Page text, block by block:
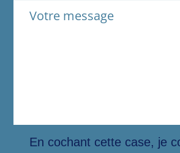
En cochant cette case, je